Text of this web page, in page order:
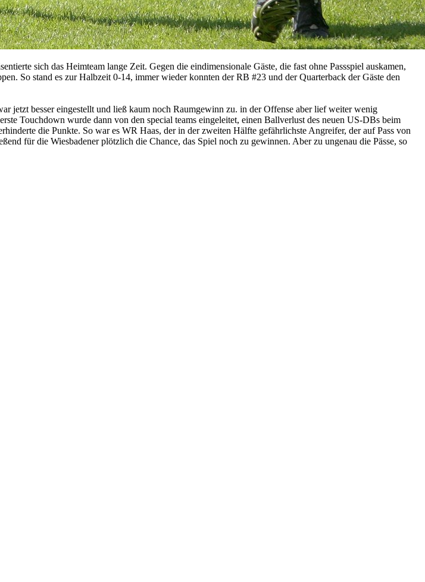
sich das Heimteam lange Zeit. Gegen die eindimensionale Gäste, die fast ohne Passspiel auskamen,
So stand es zur Halbzeit 0-14, immer wieder konnten der RB #23 und der Quarterback der Gäste den
jetzt besser eingestellt und ließ kaum noch Raumgewinn zu. in der Offense aber lief weiter wenig
Touchdown wurde dann von den special teams eingeleitet, einen Ballverlust des neuen US-DBs beim
die Punkte. So war es WR Haas, der in der zweiten Hälfte gefährlichste Angreifer, der auf Pass von
für die Wiesbadener plötzlich die Chance, das Spiel noch zu gewinnen. Aber zu ungenau die Pässe, so